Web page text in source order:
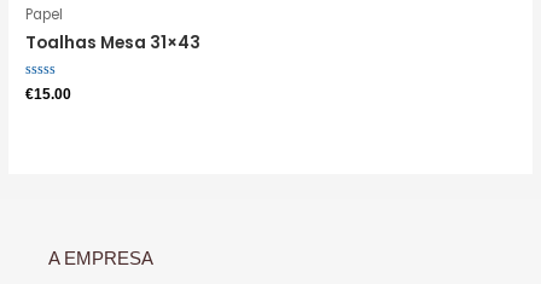
Papel
Toalhas Mesa 31×43
Avaliação
0
€15.00
A EMPRESA